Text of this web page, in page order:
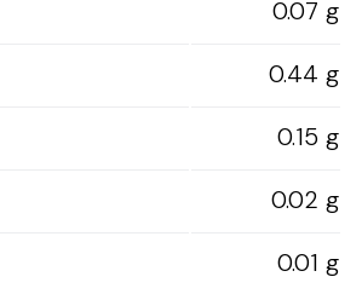
0.07 g
0.44 g
0.15 g
0.02 g
0.01 g